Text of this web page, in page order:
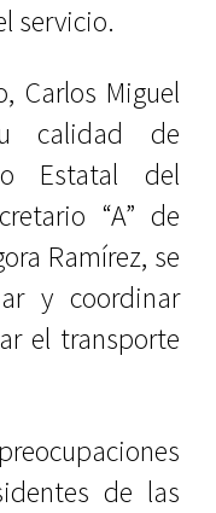
servicio.
Carlos Miguel
calidad de
Estatal del
“A” de
Ramírez, se
y coordinar
el transporte
de las